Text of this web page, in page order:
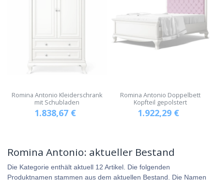
Romina Antonio Kleiderschrank
mit Schubladen
1.838,67€
Romina Antonio Doppelbett
Kopfteil gepolstert
1.922,29€
Romina Antonio: aktueller Bestand
Die Kategorie enthält aktuell 12 Artikel. Die folgenden
Produktnamen stammen aus dem aktuellen Bestand. Die Namen